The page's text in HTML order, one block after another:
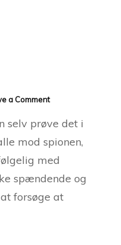
a Commenton
spion
prøv
Spyfall
selv prøve det i
mod spionen,
med
spændende og
forsøge at